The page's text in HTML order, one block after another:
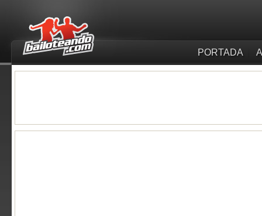
PORTADA